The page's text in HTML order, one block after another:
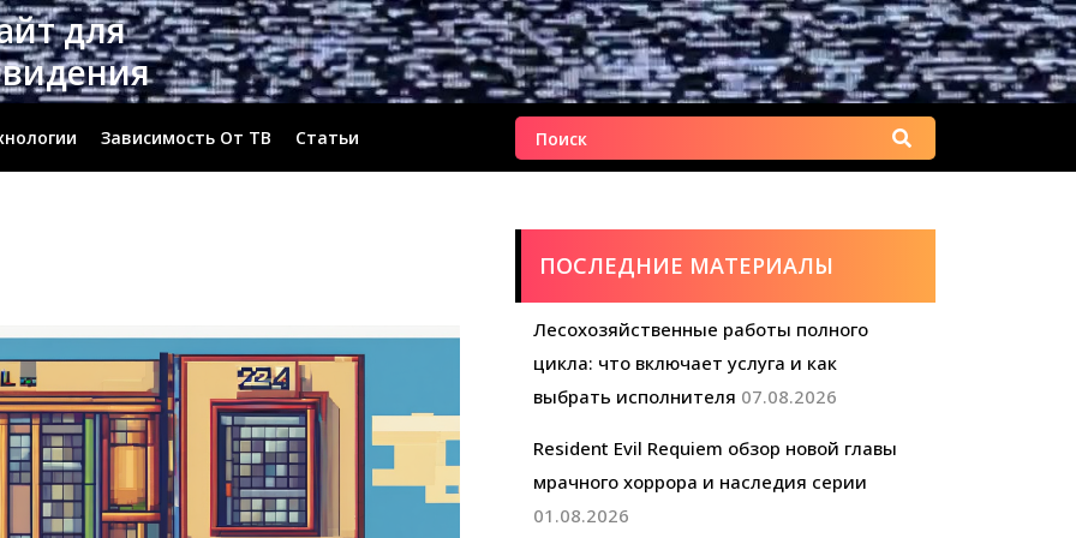
для
Зависимость От ТВ Статьи Найти:
ПОСЛЕДНИЕ МАТЕРИАЛЫ
Лесохозяйственные работы полного
цикла: что включает услуга и как
выбрать исполнителя 07.08.2026
Resident Evil Requiem обзор новой главы
мрачного хоррора и наследия серии
01.08.2026